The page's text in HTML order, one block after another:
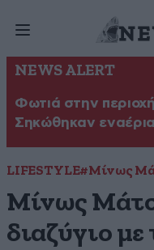
NEWS ALERT
Φωτιά στην
Σηκώθηκαν εναέρια
LIFESTYLE#Μίνως
Μίνως
διαζύγιο